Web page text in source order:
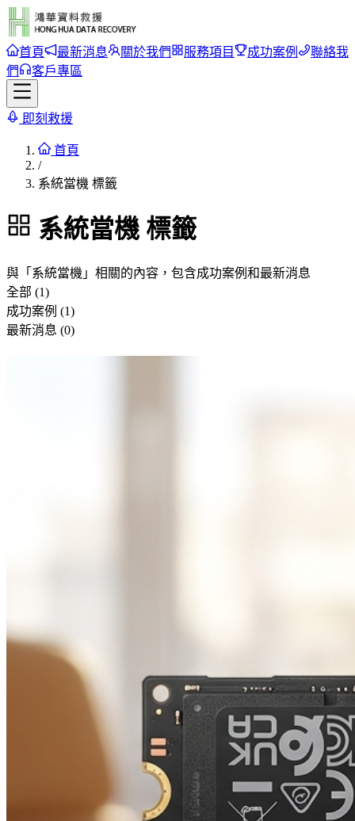
首頁 最新消息 關於我們 服務項目 成功案例
聯絡我
們
客戶專區
即刻救援
首頁
/
系統當機 標籤
系統當機 標籤
與「 系統當機 」相關的內容，包含成功案例和最新消息
全部 (1)
成功案例 (1)
最新消息 (0)